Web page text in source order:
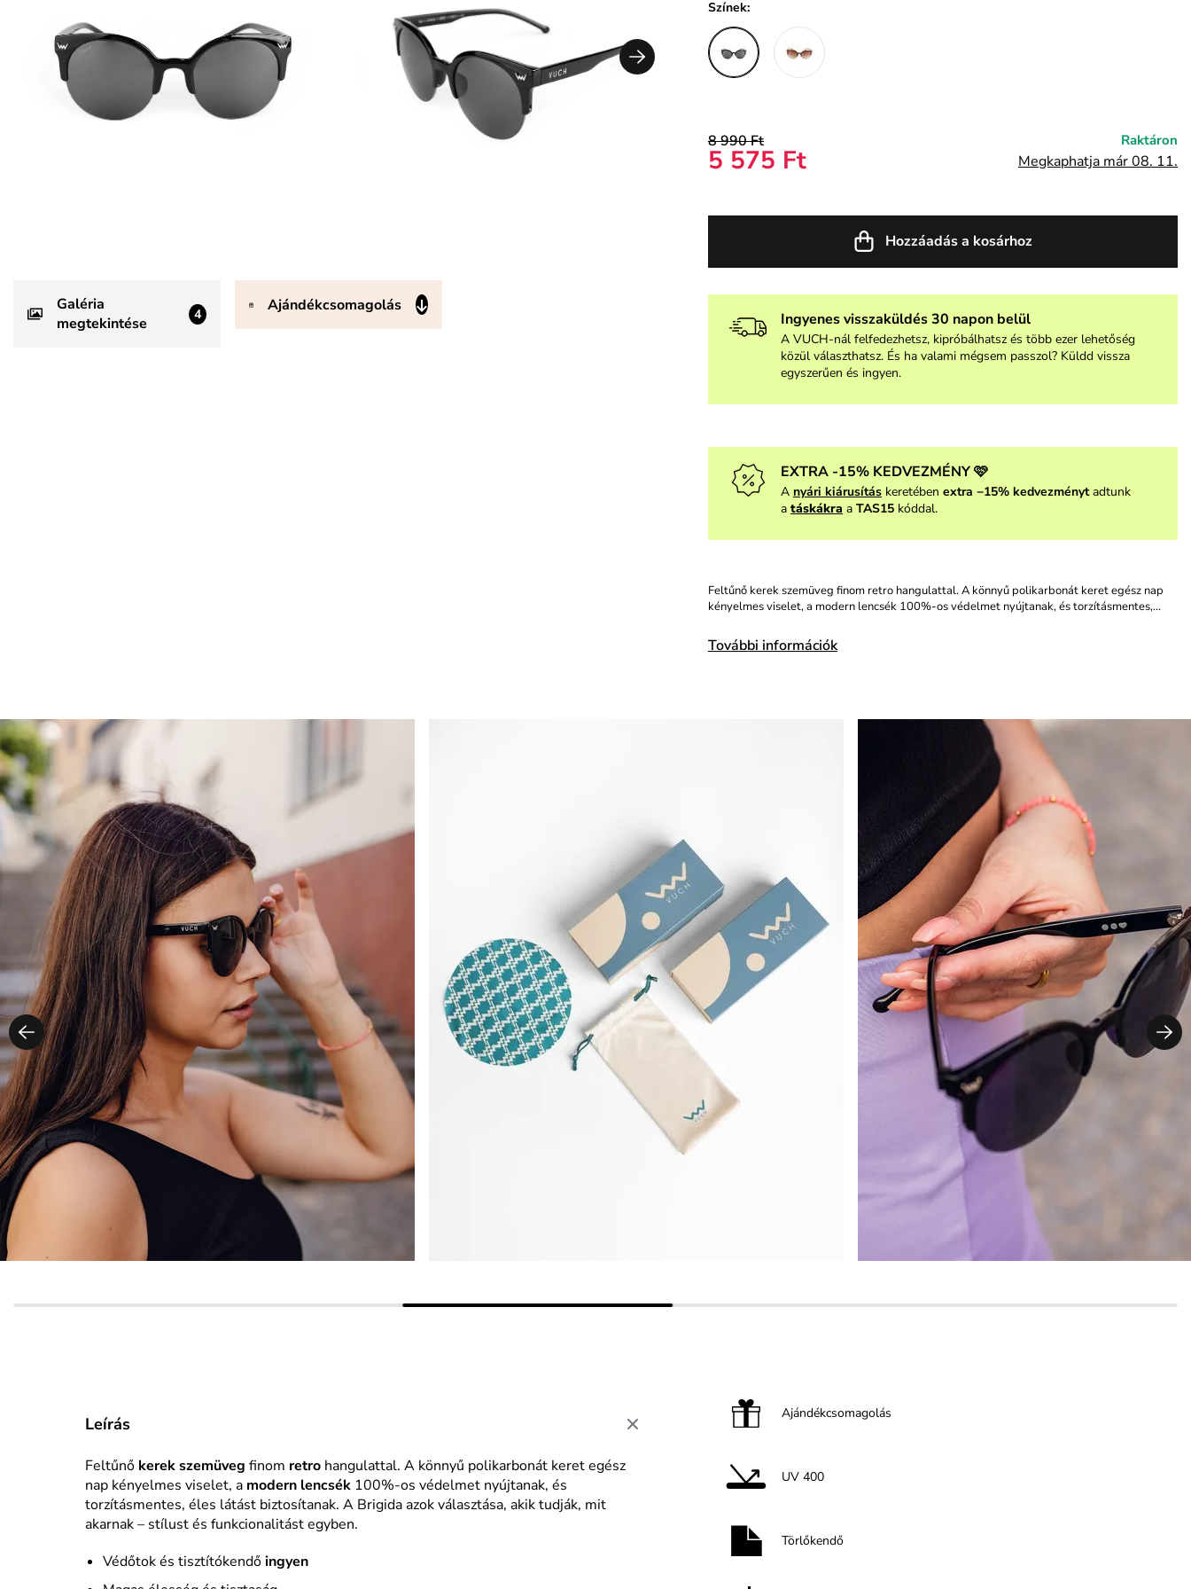
Galéria
megtekintése
4 Ajándékcsomagolás
Színek:
8 990 Ft
5 575 Ft
Raktáron
Megkaphatja már 08. 11.
Hozzáadás a kosárhoz
Ingyenes visszaküldés 30 napon belül
A VUCH-nál felfedezhetsz, kipróbálhatsz és több ezer lehetőség
közül választhatsz. És ha valami mégsem passzol? Küldd vissza
egyszerűen és ingyen.
EXTRA -15% KEDVEZMÉNY 🩷
A nyári kiárusítás keretében extra −15% kedvezménytadtunk
a táskákra a TAS15kóddal.
Feltűnő kerek szemüveg finom retro hangulattal. A könnyű polikarbonát keret egész nap
kényelmes viselet, a modern lencsék 100%-os védelmet nyújtanak, és torzításmentes,…
További információk
Leírás
Feltűnő kerek szemüveg finom retro hangulattal. A könnyű polikarbonát keret egész
nap kényelmes viselet, a modern lencsék 100%-os védelmet nyújtanak, és
torzításmentes, éles látást biztosítanak. A Brigida azok választása, akik tudják, mit
akarnak – stílust és funkcionalitást egyben.
Védőtok és tisztítókendőingyen
Ajándékcsomagolás
UV 400
Törlőkendő